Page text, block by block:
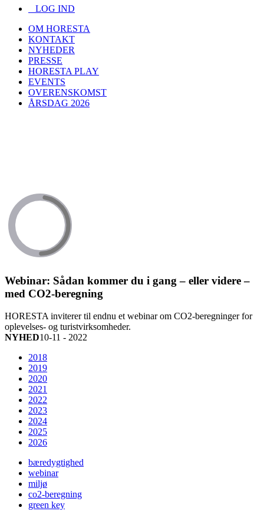
LOG IND
OM HORESTA
KONTAKT
NYHEDER
PRESSE
HORESTA PLAY
EVENTS
OVERENSKOMST
ÅRSDAG 2026
Webinar: Sådan kommer du i gang – eller videre –
med CO2-beregning
HORESTA inviterer til endnu et webinar om CO2-beregninger for
oplevelses- og turistvirksomheder.
NYHED10-11 - 2022
2018
2019
2020
2021
2022
2023
2024
2025
2026
bæredygtighed
webinar
miljø
co2-beregning
green key